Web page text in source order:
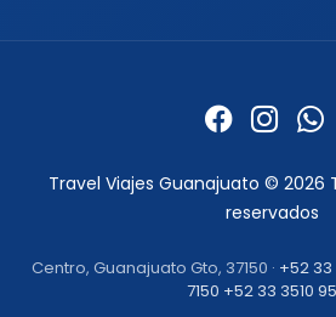
Travel Viajes Guanajuato © 2026
reservados
Centro, Guanajuato Gto, 37150 · +52
7150 +52 33 3510